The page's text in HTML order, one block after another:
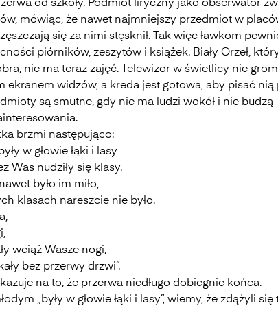
od szkoły. Podmiot liryczny jako obserwator
mówiąc, że nawet najmniejszy przedmiot w
się za nimi stęsknił. Tak więc ławkom
piórników, zeszytów i książek. Biały Orzeł,
nie ma teraz zajęć. Telewizor w świetlicy nie
ekranem widzów, a kreda jest gotowa, aby pisać nią
są smutne, gdy nie ma ludzi wokół i nie budzą
brzmi następująco:
w głowie łąki i lasy
Was nudziły się klasy.
było im miło,
klasach nareszcie nie było.
wciąż Wasze nogi,
bez przerwy drzwi”.
na to, że przerwa niedługo dobiegnie końca.
„były w głowie łąki i lasy”, wiemy, że zdążyli się